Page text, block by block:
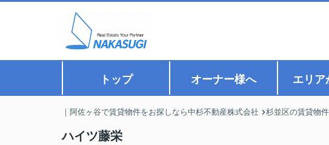
トップ オーナー様へ エリア
｜阿佐ヶ谷で賃貸物件をお探しなら中杉不動産株式会社 杉並区の賃貸物
ハイツ藤栄